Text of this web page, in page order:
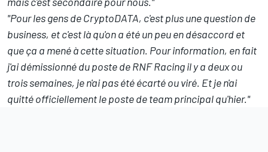
"Pour les gens de CryptoDATA, c'est plus une question de
business, et c'est là qu'on a été un peu en désaccord et
que ça a mené à cette situation. Pour information, en fait
j'ai démissionné du poste de RNF Racing il y a deux ou
trois semaines, je n'ai pas été écarté ou viré. Et je n'ai
quitté officiellement le poste de team principal qu'hier."